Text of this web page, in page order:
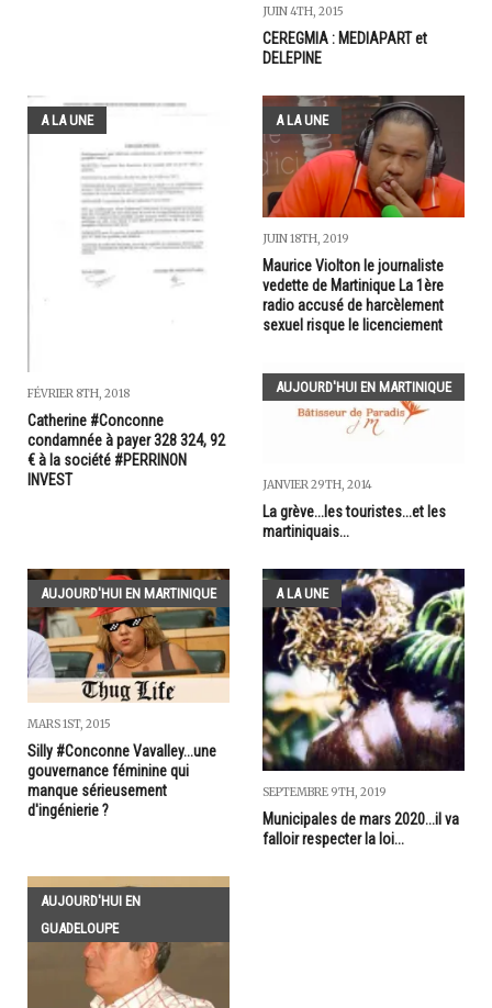
JUIN 4TH, 2015
CEREGMIA : MEDIAPART et
DELEPINE
A LA UNE
FÉVRIER 8TH, 2018
Catherine #Conconne
condamnée à payer 328 324, 92
€ à la société #PERRINON
INVEST
A LA UNE
JUIN 18TH, 2019
Maurice Violton le journaliste
vedette de Martinique La 1ère
radio accusé de harcèlement
sexuel risque le licenciement
AUJOURD'HUI EN MARTINIQUE
JANVIER 29TH, 2014
La grève...les touristes...et les
martiniquais...
AUJOURD'HUI EN MARTINIQUE
MARS 1ST, 2015
Silly #Conconne Vavalley...une
gouvernance féminine qui
manque sérieusement
d'ingénierie ?
A LA UNE
SEPTEMBRE 9TH, 2019
Municipales de mars 2020...il va
falloir respecter la loi...
AUJOURD'HUI EN
GUADELOUPE